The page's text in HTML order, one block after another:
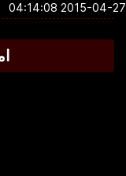
2015-04-27